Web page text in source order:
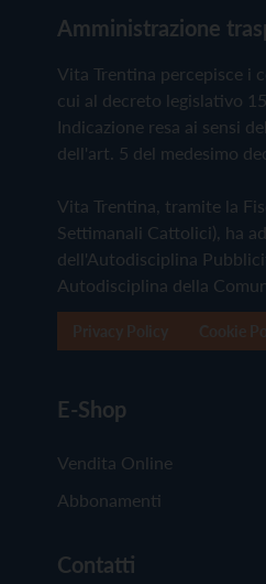
Amministrazione
Vita Trentina percepisce
cui al decreto legislativo
Indicazione resa ai sensi
dell'art. 5 del medesimo
Vita Trentina, tramite la
Settimanali Cattolici), ha
dell'Autodisciplina
Autodisciplina della
E-Shop
Vendita Online
Abbonamenti
Contatti